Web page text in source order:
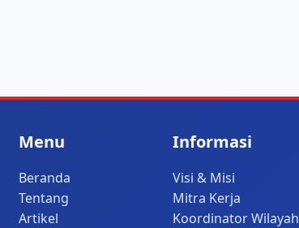
Menu
Beranda
Tentang
Artikel
Informasi
Visi & Misi
Mitra Kerja
Koordinator Wilayah